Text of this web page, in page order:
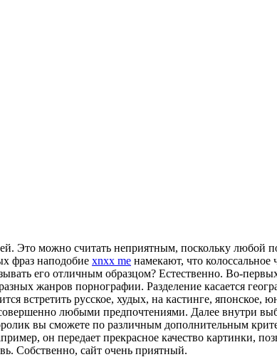
Это можно считать неприятным, поскольку любой
фраз наподобие xnxx me намекают, что
его отличным образцом? Естественно. Во-
жанров порнографии. Разделение касается
встретить русское, худых, на кастинге,
любыми предпочтениями. Далее внутри
вы сможете по различным дополнительным
он передает прекрасное качество картинки,
Собственно, сайт очень приятный.